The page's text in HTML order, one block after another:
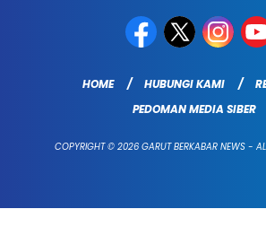
HOME HUBUNGI KAMI
PEDOMAN MEDIA SIBER
COPYRIGHT © 2026 GARUT BERKABAR NEWS -